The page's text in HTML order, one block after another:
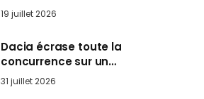
ces Spider qui ont défini
l’art de rouler cheveux au
vent
19 juillet 2026
Dacia écrase toute la
concurrence sur un
marché où personne ne
l’attendait
31 juillet 2026